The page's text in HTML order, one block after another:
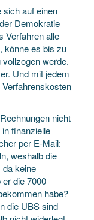
sich auf einen
Demokratie
Verfahren alle
könne es bis zu
werde.
Und mit jedem
nicht
finanzielle
per E-Mail:
weshalb die
da keine
die 7000
habe?
die UBS sind